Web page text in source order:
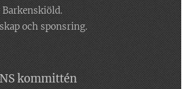
Barkenskiöld.
och sponsring.
kommittén